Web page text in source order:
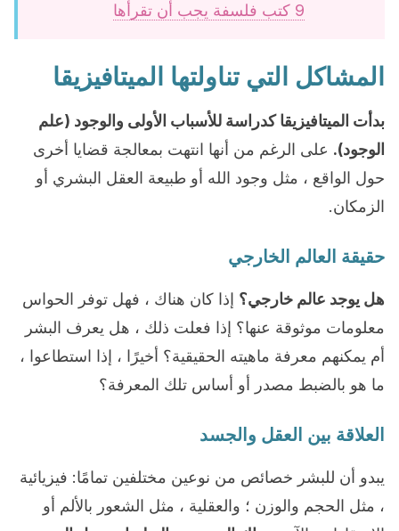
9 كتب فلسفة يجب أن تقرأها
المشاكل التي تناولتها الميتافيزيقا
بدأت الميتافيزيقا كدراسة للأسباب الأولى والوجود (علم
الوجود). على الرغم من أنها انتهت بمعالجة قضايا أخرى
حول الواقع ، مثل وجود الله أو طبيعة العقل البشري أو
الزمكان.
حقيقة العالم الخارجي
هل يوجد عالم خارجي؟ إذا كان هناك ، فهل توفر الحواس
معلومات موثوقة عنها؟ إذا فعلت ذلك ، هل يعرف البشر
أم يمكنهم معرفة ماهيته الحقيقية؟ أخيرًا ، إذا استطاعوا ،
ما هو بالضبط مصدر أو أساس تلك المعرفة؟
العلاقة بين العقل والجسد
يبدو أن للبشر خصائص من نوعين مختلفين تمامًا: فيزيائية
، مثل الحجم والوزن ؛ والعقلية ، مثل الشعور بالألم أو